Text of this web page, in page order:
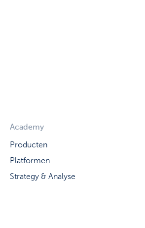
Academy
Producten
Platformen
Strategy & Analyse